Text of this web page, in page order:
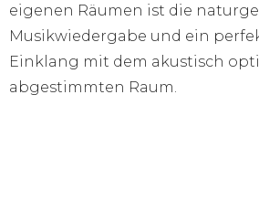
eigenen Räumen ist die
Musikwiedergabe und ein
Einklang mit dem akustisch
abgestimmten Raum.